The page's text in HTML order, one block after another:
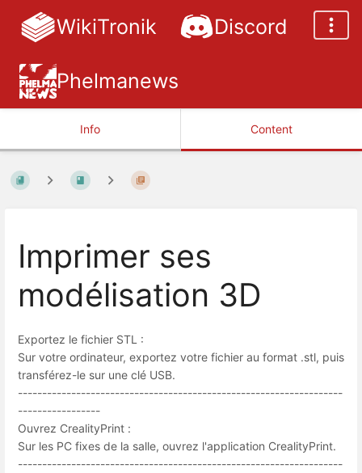
WikiTronik Discord
Phelmanews
Info Content
Imprimer ses
modélisation 3D
Exportez le fichier STL :
Sur votre ordinateur, exportez votre fichier au format .stl, puis
transférez-le sur une clé USB.
-------------------------------------------------------------------
-----------------
Ouvrez CrealityPrint :
Sur les PC fixes de la salle, ouvrez l'application CrealityPrint.
-------------------------------------------------------------------